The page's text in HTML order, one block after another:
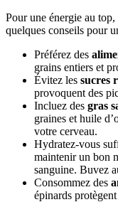
Pour une énergie au
quelques conseils pour
Préférez des
grains entiers et
Évitez les sucres
provoquent des
Incluez des gras
graines et huile
votre cerveau.
Hydratez-vous
maintenir un bon
sanguine. Buvez
Consommez des
épinards